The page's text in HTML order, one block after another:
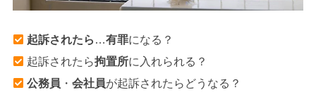
弁護士費用
アクセス
起訴されたら …有罪になる？
起訴されたら拘置所に入れられる？
公務員 ・ 会社員が起訴されたらどうなる？